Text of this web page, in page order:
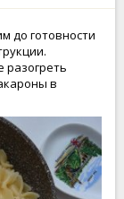
до готовности
разогреть
в